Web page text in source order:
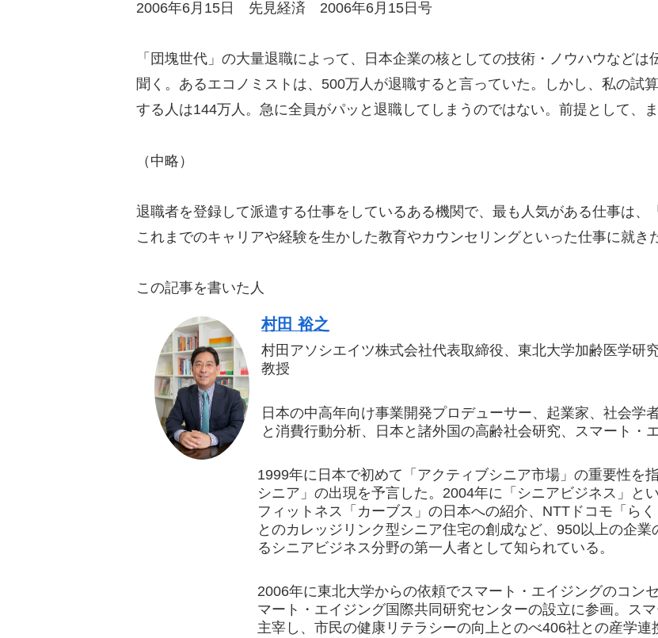
2006年6月15日 先見経済 2006年6月15日号
「団塊世代」の大量退職によって、日本企業の核としての技術・ノウハウなどは
聞く。あるエコノミストは、500万人が退職すると言っていた。しかし、私の試
する人は144万人。急に全員がパッと退職してしまうのではない。前提として、
（中略）
退職者を登録して派遣する仕事をしているある機関で、最も人気がある仕事は、
これまでのキャリアや経験を生かした教育やカウンセリングといった仕事に就き
この記事を書いた人
村田 裕之
村田アソシエイツ株式会社代表取締役、東北大学加齢医学研
教授
日本の中高年向け事業開発プロデューサー、起業家、社会学
と消費行動分析、日本と諸外国の高齢社会研究、スマート・
1999年に日本で初めて「アクティブシニア市場」の重要性を
シニア」の出現を予言した。2004年に「シニアビジネス」と
フィットネス「カーブス」の日本への紹介、NTTドコモ「ら
とのカレッジリンク型シニア住宅の創成など、950以上の企
るシニアビジネス分野の第一人者として知られている。
2006年に東北大学からの依頼でスマート・エイジングのコン
マート・エイジング国際共同研究センターの設立に参画。ス
主宰し、市民の健康リテラシーの向上とのべ406社との産学連